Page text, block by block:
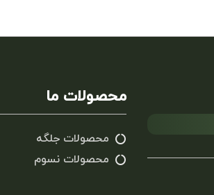
محصولات ما
محصولات جلگه
محصولات نسوم